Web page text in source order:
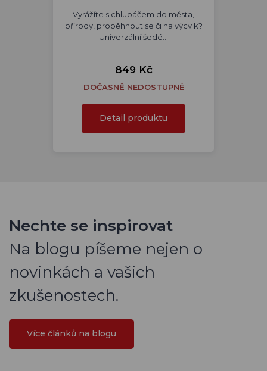
Vyrážíte s chlupáčem do města,
přírody, proběhnout se či na výcvik?
Univerzální šedé…
849 Kč
DOČASNĚ NEDOSTUPNÉ
Detail produktu
Nechte se inspirovat
Na blogu píšeme nejen o
novinkách a vašich
zkušenostech.
Více článků na blogu